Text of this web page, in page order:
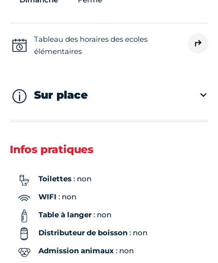
Tableau des horaires des ecoles
élémentaires
Sur place
Infos pratiques
Toilettes : non
WIFI : non
Table à langer: non
Distributeur de boisson : non
Admission animaux : non